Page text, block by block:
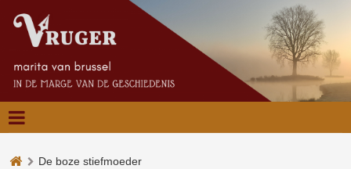
De boze stiefmoeder